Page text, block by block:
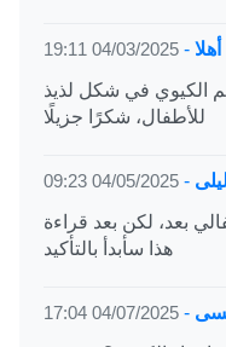
أهلا -
04/03/2025 19:11
الكيوي في شكل لذيذ
للأطفال، شكرًا جزيلًا
ليلى -
04/05/2025 09:23
بعد، لكن بعد قراءة
هذا سأبدأ بالتأكيد
-
04/07/2025 17:04